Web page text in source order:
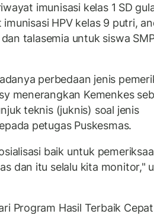
imunisasi kelas 1 SD
HPV kelas 9 putri,
talasemia untuk siswa
perbedaan jenis
menerangkan Kemenkes
teknis (juknis) soal jenis
petugas Puskesmas.
baik untuk
dan itu selalu kita monitor,"
Program Hasil Terbaik Cepat